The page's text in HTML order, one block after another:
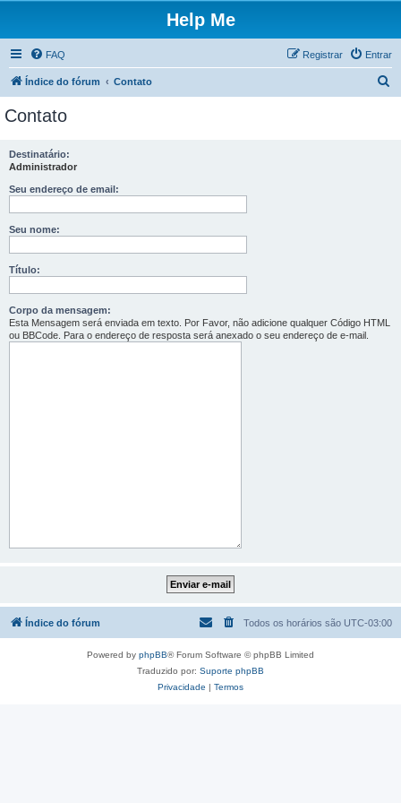
Help Me
FAQ Entrar
Registrar
Índice do fórum Contato
Contato
Destinatário:
Administrador
Seu endereço de email:
Seu nome:
Título:
Corpo da mensagem:
Esta Mensagem será enviada em texto. Por Favor, não adicione qualquer Código HTML
ou BBCode. Para o endereço de resposta será anexado o seu endereço de e-mail.
Índice do fórum Todos os horários são UTC-03:00
Powered by phpBB® Forum Software © phpBB Limited
Traduzido por: Suporte phpBB
Privacidade | Termos